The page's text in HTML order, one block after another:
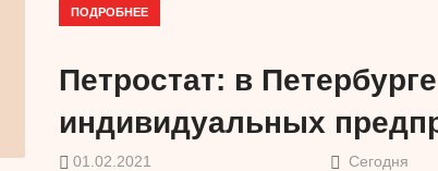
ПОДРОБНЕЕ
Петростат: в
индивидуальных
01.02.2021 Сегодня